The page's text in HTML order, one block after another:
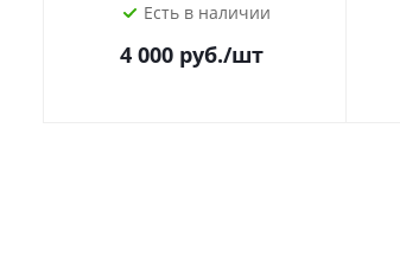
Есть в наличии
4 000руб./шт